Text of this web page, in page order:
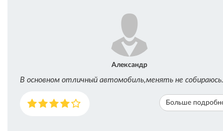
Александр
В основном отличный автомобиль,менять не собираюсь.
Больше